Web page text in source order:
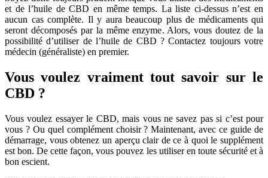
et de l’huile de CBD en même temps. La liste ci-dessus n’est en
aucun cas complète. Il y aura beaucoup plus de médicaments qui
seront décomposés par la même enzyme. Alors, vous doutez de la
possibilité d’utiliser de l’huile de CBD ? Contactez toujours votre
médecin (généraliste) en premier.
Vous voulez vraiment tout savoir sur le
CBD ?
Vous voulez essayer le CBD, mais vous ne savez pas si c’est pour
vous ? Ou quel complément choisir ? Maintenant, avec ce guide de
démarrage, vous obtenez un aperçu clair de ce à quoi le supplément
est bon. De cette façon, vous pouvez les utiliser en toute sécurité et à
bon escient.